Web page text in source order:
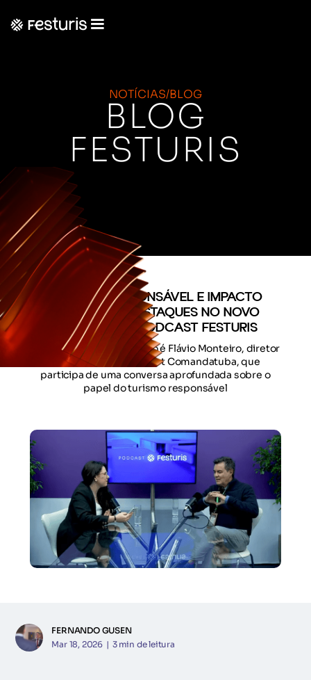
NOTÍCIAS/BLOG
BLOG
FESTURIS
(CONTEÚDO)
TURISMO RESPONSÁVEL E IMPACTO
LOCAL SÃO DESTAQUES NO NOVO
EPISÓDIO DO PODCAST FESTURIS
Nesta edição, o convidado é Flávio Monteiro, diretor
do Transamerica Resort Comandatuba, que
participa de uma conversa aprofundada sobre o
papel do turismo responsável
FERNANDO GUSEN
Mar 18, 2026 | 3 min de leitura